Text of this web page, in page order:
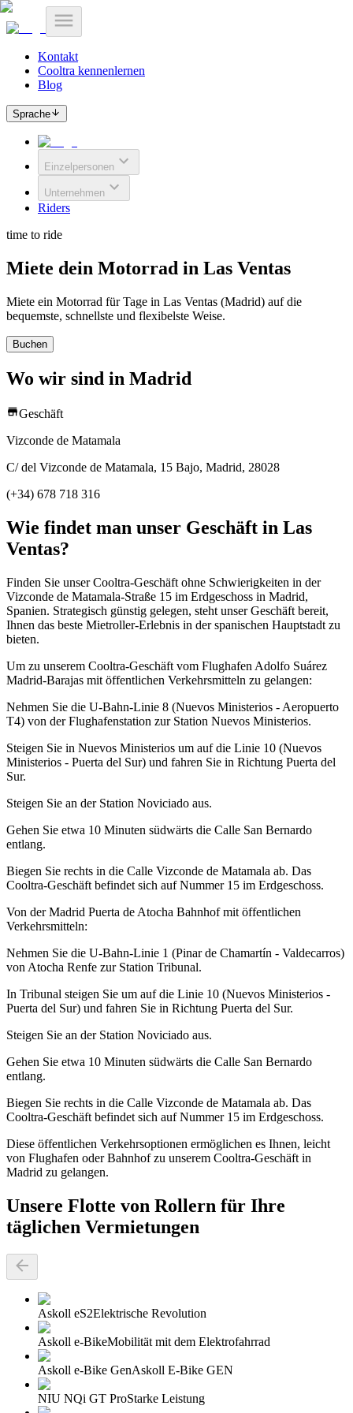
Kontakt
Cooltra kennenlernen
Blog
Sprache
Einzelpersonen
Unternehmen
Riders
time to ride
Miete dein Motorrad in Las Ventas
Miete ein Motorrad für Tage in Las Ventas (Madrid) auf die
bequemste, schnellste und flexibelste Weise.
Buchen
Wo wir sind in Madrid
Geschäft
Vizconde de Matamala
C/ del Vizconde de Matamala, 15 Bajo, Madrid, 28028
(+34) 678 718 316
Wie findet man unser Geschäft in Las
Ventas?
Finden Sie unser Cooltra-Geschäft ohne Schwierigkeiten in der
Vizconde de Matamala-Straße 15 im Erdgeschoss in Madrid,
Spanien. Strategisch günstig gelegen, steht unser Geschäft bereit,
Ihnen das beste Mietroller-Erlebnis in der spanischen Hauptstadt zu
bieten.
Um zu unserem Cooltra-Geschäft vom Flughafen Adolfo Suárez
Madrid-Barajas mit öffentlichen Verkehrsmitteln zu gelangen:
Nehmen Sie die U-Bahn-Linie 8 (Nuevos Ministerios - Aeropuerto
T4) von der Flughafenstation zur Station Nuevos Ministerios.
Steigen Sie in Nuevos Ministerios um auf die Linie 10 (Nuevos
Ministerios - Puerta del Sur) und fahren Sie in Richtung Puerta del
Sur.
Steigen Sie an der Station Noviciado aus.
Gehen Sie etwa 10 Minuten südwärts die Calle San Bernardo
entlang.
Biegen Sie rechts in die Calle Vizconde de Matamala ab. Das
Cooltra-Geschäft befindet sich auf Nummer 15 im Erdgeschoss.
Von der Madrid Puerta de Atocha Bahnhof mit öffentlichen
Verkehrsmitteln:
Nehmen Sie die U-Bahn-Linie 1 (Pinar de Chamartín - Valdecarros)
von Atocha Renfe zur Station Tribunal.
In Tribunal steigen Sie um auf die Linie 10 (Nuevos Ministerios -
Puerta del Sur) und fahren Sie in Richtung Puerta del Sur.
Steigen Sie an der Station Noviciado aus.
Gehen Sie etwa 10 Minuten südwärts die Calle San Bernardo
entlang.
Biegen Sie rechts in die Calle Vizconde de Matamala ab. Das
Cooltra-Geschäft befindet sich auf Nummer 15 im Erdgeschoss.
Diese öffentlichen Verkehrsoptionen ermöglichen es Ihnen, leicht
von Flughafen oder Bahnhof zu unserem Cooltra-Geschäft in
Madrid zu gelangen.
Unsere Flotte von Rollern für Ihre
täglichen Vermietungen
Askoll eS2Elektrische Revolution
Askoll e-BikeMobilität mit dem Elektrofahrrad
Askoll e-Bike GenAskoll E-Bike GEN
NIU NQi GT ProStarke Leistung